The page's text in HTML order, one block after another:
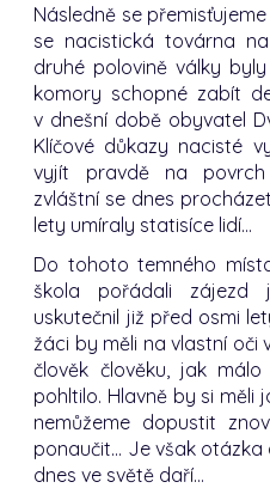
Následně se
se nacistická továrna
druhé polovině války
komory schopné zabít
v dnešní době obyvatel
Klíčové důkazy nacisté
vyjít pravdě na
zvláštní se dnes
lety umíraly statisíce lidí…
Do tohoto temného
škola pořádali zájezd
uskutečnil již před osmi
žáci by měli na vlastní oči
člověk člověku, jak
pohltilo. Hlavně by si měli
nemůžeme dopustit
ponaučit… Je však otázka
dnes ve světě daří…